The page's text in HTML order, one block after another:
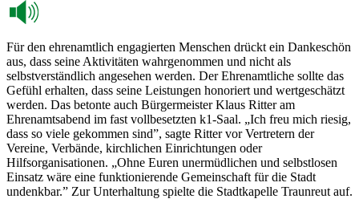
Für den ehrenamtlich engagierten Menschen drückt ein Dankeschön
aus, dass seine Aktivitäten wahrgenommen und nicht als
selbstverständlich angesehen werden. Der Ehrenamtliche sollte das
Gefühl erhalten, dass seine Leistungen honoriert und wertgeschätzt
werden. Das betonte auch Bürgermeister Klaus Ritter am
Ehrenamtsabend im fast vollbesetzten k1-Saal. „Ich freu mich riesig,
dass so viele gekommen sind”, sagte Ritter vor Vertretern der
Vereine, Verbände, kirchlichen Einrichtungen oder
Hilfsorganisationen. „Ohne Euren unermüdlichen und selbstlosen
Einsatz wäre eine funktionierende Gemeinschaft für die Stadt
undenkbar.” Zur Unterhaltung spielte die Stadtkapelle Traunreut auf.